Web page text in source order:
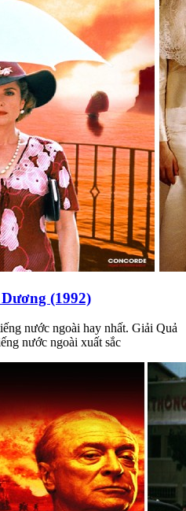
(1992)
nước ngoài hay nhất. Giải Quả
nước ngoài xuất sắc